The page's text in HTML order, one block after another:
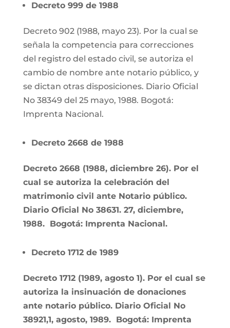
Decreto 999 de 1988
Decreto 902 (1988, mayo 23). Por la cual se
señala la competencia para correcciones
del registro del estado civil, se autoriza el
cambio de nombre ante notario público, y
se dictan otras disposiciones. Diario Oficial
No 38349 del 25 mayo, 1988. Bogotá:
Imprenta Nacional.
Decreto 2668 de 1988
Decreto 2668 (1988, diciembre 26). Por el
cual se autoriza la celebración del
matrimonio civil ante Notario público.
Diario Oficial No 38631. 27, diciembre,
1988. Bogotá: Imprenta Nacional.
Decreto 1712 de 1989
Decreto 1712 (1989, agosto 1). Por el cual se
autoriza la insinuación de donaciones
ante notario público. Diario Oficial No
38921,1, agosto, 1989. Bogotá: Imprenta